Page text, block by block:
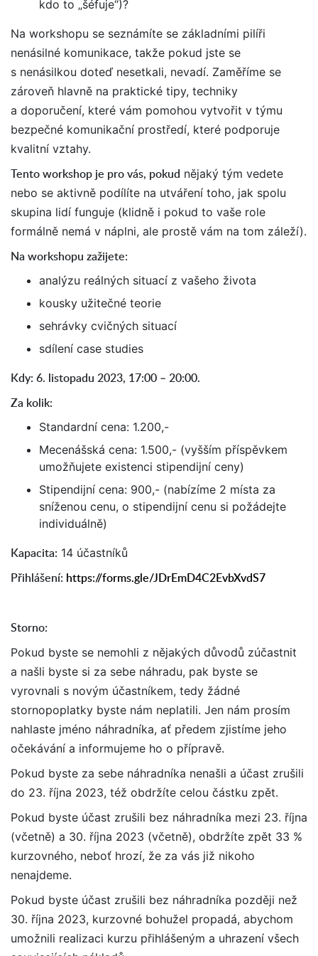
kdo to „šéfuje“)?
Na workshopu se seznámíte se základními pilíři
nenásilné komunikace, takže pokud jste se
s nenásilkou doteď nesetkali, nevadí. Zaměříme se
zároveň hlavně na praktické tipy, techniky
a doporučení, které vám pomohou vytvořit v týmu
bezpečné komunikační prostředí, které podporuje
kvalitní vztahy.
Tento workshop je pro vás, pokud nějaký tým vedete
nebo se aktivně podílíte na utváření toho, jak spolu
skupina lidí funguje (klidně i pokud to vaše role
formálně nemá v náplni, ale prostě vám na tom záleží).
Na workshopu zažijete:
analýzu reálných situací z vašeho života
kousky užitečné teorie
sehrávky cvičných situací
sdílení case studies
Kdy: 6. listopadu 2023, 17:00 – 20:00.
Za kolik:
Standardní cena: 1.200,-
Mecenášská cena: 1.500,- (vyšším příspěvkem
umožňujete existenci stipendijní ceny)
Stipendijní cena: 900,- (nabízíme 2 místa za
sníženou cenu, o stipendijní cenu si požádejte
individuálně)
Kapacita: 14 účastníků
Přihlášení: https://forms.gle/JDrEmD4C2EvbXvdS7
Storno:
Pokud byste se nemohli z nějakých důvodů zúčastnit
a našli byste si za sebe náhradu, pak byste se
vyrovnali s novým účastníkem, tedy žádné
stornopoplatky byste nám neplatili. Jen nám prosím
nahlaste jméno náhradníka, ať předem zjistíme jeho
očekávání a informujeme ho o přípravě.
Pokud byste za sebe náhradníka nenašli a účast zrušili
do 23. října 2023, též obdržíte celou částku zpět.
Pokud byste účast zrušili bez náhradníka mezi 23. října
(včetně) a 30. října 2023 (včetně), obdržíte zpět 33 %
kurzovného, neboť hrozí, že za vás již nikoho
nenajdeme.
Pokud byste účast zrušili bez náhradníka později než
30. října 2023, kurzovné bohužel propadá, abychom
umožnili realizaci kurzu přihlášeným a uhrazení všech